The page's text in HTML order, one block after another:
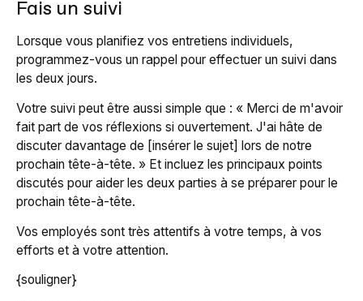
Fais un suivi
Lorsque vous planifiez vos entretiens individuels,
programmez-vous un rappel pour effectuer un suivi dans
les deux jours.
Votre suivi peut être aussi simple que : « Merci de m'avoir
fait part de vos réflexions si ouvertement. J'ai hâte de
discuter davantage de [insérer le sujet] lors de notre
prochain tête-à-tête. » Et incluez les principaux points
discutés pour aider les deux parties à se préparer pour le
prochain tête-à-tête.
Vos employés sont très attentifs à votre temps, à vos
efforts et à votre attention.
{souligner}